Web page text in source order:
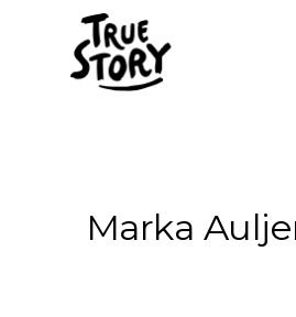
Marka